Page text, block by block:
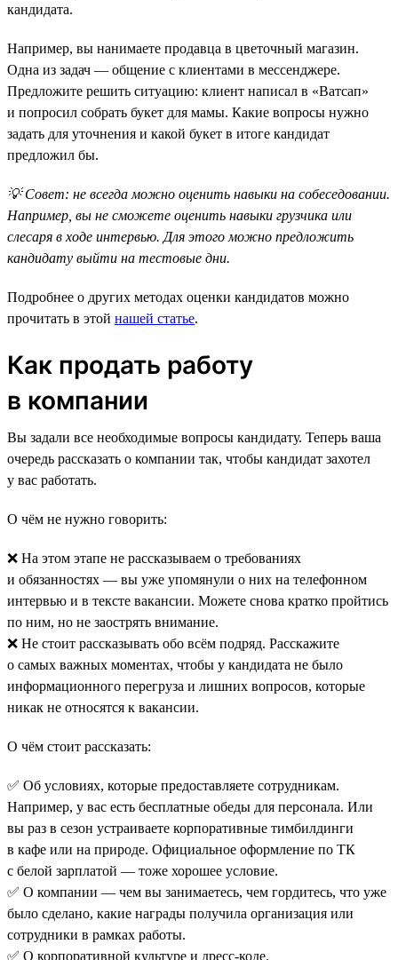
кандидата.
Например, вы нанимаете продавца в цветочный магазин.
Одна из задач — общение с клиентами в мессенджере.
Предложите решить ситуацию: клиент написал в «Ватсап»
и попросил собрать букет для мамы. Какие вопросы нужно
задать для уточнения и какой букет в итоге кандидат
предложил бы.
💡 Совет: не всегда можно оценить навыки на собеседовании.
Например, вы не сможете оценить навыки грузчика или
слесаря в ходе интервью. Для этого можно предложить
кандидату выйти на тестовые дни.
Подробнее о других методах оценки кандидатов можно
прочитать в этой нашей статье.
Как продать работу
в компании
Вы задали все необходимые вопросы кандидату. Теперь ваша
очередь рассказать о компании так, чтобы кандидат захотел
у вас работать.
О чём не нужно говорить:
❌ На этом этапе не рассказываем о требованиях
и обязанностях — вы уже упомянули о них на телефонном
интервью и в тексте вакансии. Можете снова кратко пройтись
по ним, но не заострять внимание.
❌ Не стоит рассказывать обо всём подряд. Расскажите
о самых важных моментах, чтобы у кандидата не было
информационного перегруза и лишних вопросов, которые
никак не относятся к вакансии.
О чём стоит рассказать:
✅ Об условиях, которые предоставляете сотрудникам.
Например, у вас есть бесплатные обеды для персонала. Или
вы раз в сезон устраиваете корпоративные тимбилдинги
в кафе или на природе. Официальное оформление по ТК
с белой зарплатой — тоже хорошее условие.
✅ О компании — чем вы занимаетесь, чем гордитесь, что уже
было сделано, какие награды получила организация или
сотрудники в рамках работы.
✅ О корпоративной культуре и дресс-коде.